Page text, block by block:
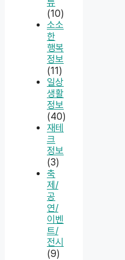
(10)
소소
한
행복
정보
(11)
일상
생활
정보
(40)
재테
크
정보
(3)
축
제/
공
연/
이벤
트/
전시
(9)